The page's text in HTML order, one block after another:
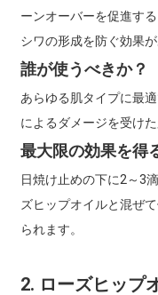
ーンオーバーを促進す
シワの形成を防ぐ効果が
誰が使うべきか？
あらゆる肌タイプに最
によるダメージを受け
最大限の効果を得
日焼け止めの下に2～3
ズヒップオイルと混ぜ
られます。
2. ローズヒップ